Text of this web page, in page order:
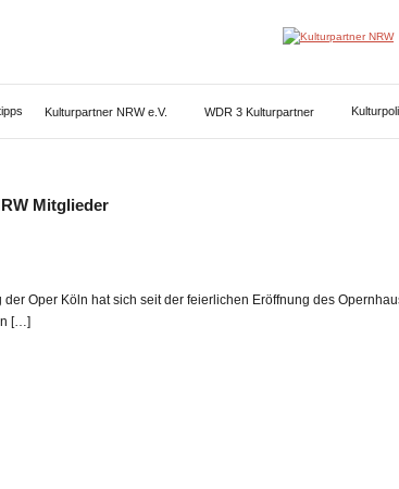
NRW
Kulturpartner NRW e.V. WDR 3 Kulturpartner
Mitglieder
Oper Köln hat sich seit der feierlichen Eröffnung des
[…]